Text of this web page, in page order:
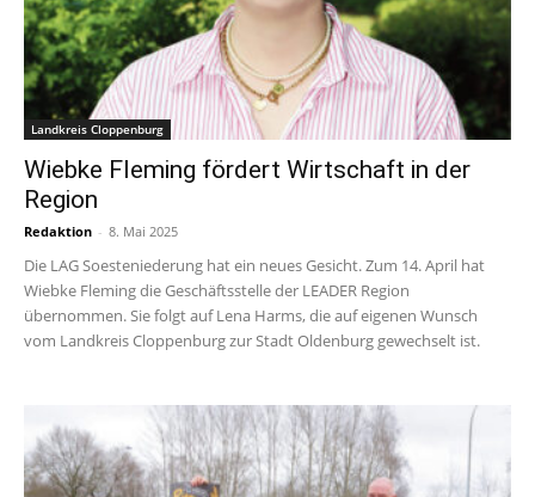
Landkreis Cloppenburg
Wiebke Fleming fördert Wirtschaft in der
Region
Redaktion - 8. Mai 2025
Die LAG Soesteniederung hat ein neues Gesicht. Zum 14. April hat
Wiebke Fleming die Geschäftsstelle der LEADER Region
übernommen. Sie folgt auf Lena Harms, die auf eigenen Wunsch
vom Landkreis Cloppenburg zur Stadt Oldenburg gewechselt ist.